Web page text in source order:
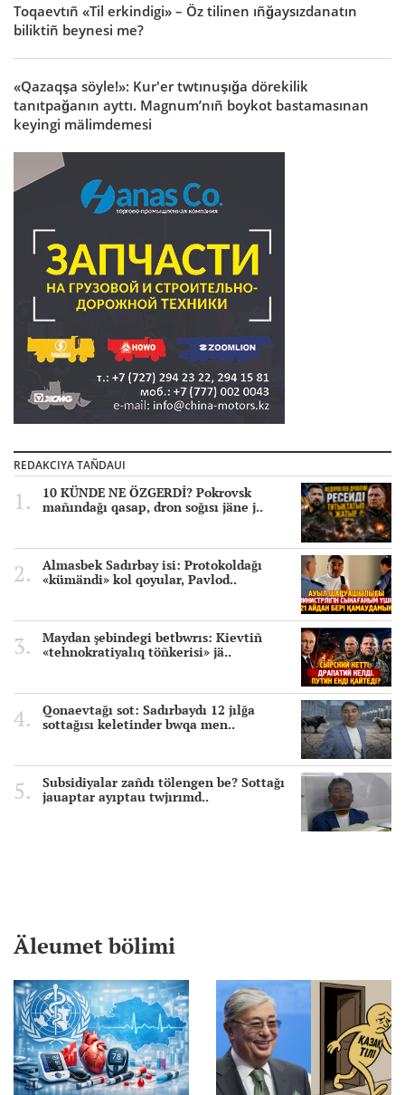
Toqaevtıñ «Til erkindigi» – Öz tilinen ıñğaysızdanatın
biliktiñ beynesi me?
«Qazaqşa söyle!»: Kur'er twtınuşığa dörekilik
tanıtpağanın ayttı. Magnum’nıñ boykot bastamasınan
keyingi mälimdemesi
REDAKCIYA TAÑDAUI
10 KÜNDE NE ÖZGERDİ? Pokrovsk
mañındağı qasap, dron soğısı jäne j..
Almasbek Sadırbay isi: Protokoldağı
«kümändi» kol qoyular, Pavlod..
Maydan şebindegi betbwrıs: Kievtiñ
«tehnokratiyalıq töñkerisi» jä..
Qonaevtağı sot: Sadırbaydı 12 jılğa
sottağısı keletinder bwqa men..
Subsidiyalar zañdı tölengen be? Sottağı
jauaptar ayıptau twjırımd..
Äleumet bölimi